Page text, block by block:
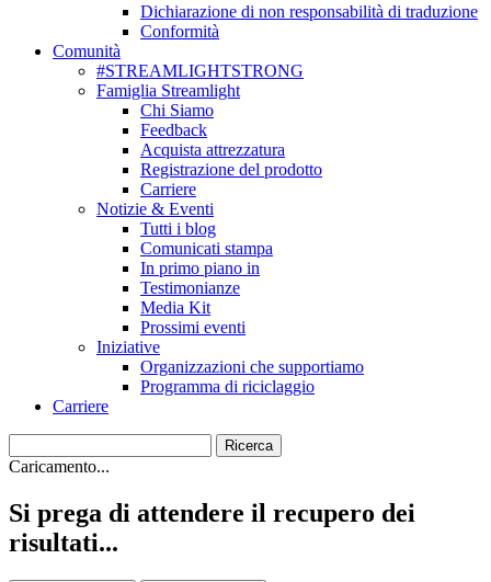
Dichiarazione di non responsabilità di traduzione
Conformità
Comunità
#STREAMLIGHTSTRONG
Famiglia Streamlight
Chi Siamo
Feedback
Acquista attrezzatura
Registrazione del prodotto
Carriere
Notizie & Eventi
Tutti i blog
Comunicati stampa
In primo piano in
Testimonianze
Media Kit
Prossimi eventi
Iniziative
Organizzazioni che supportiamo
Programma di riciclaggio
Carriere
Caricamento...
Si prega di attendere il recupero dei
risultati...